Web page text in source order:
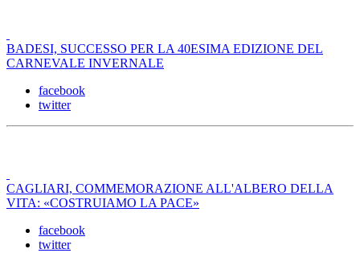
BADESI, SUCCESSO PER LA 40ESIMA EDIZIONE DEL
CARNEVALE INVERNALE
facebook
twitter
CAGLIARI, COMMEMORAZIONE ALL'ALBERO DELLA
VITA: «COSTRUIAMO LA PACE»
facebook
twitter